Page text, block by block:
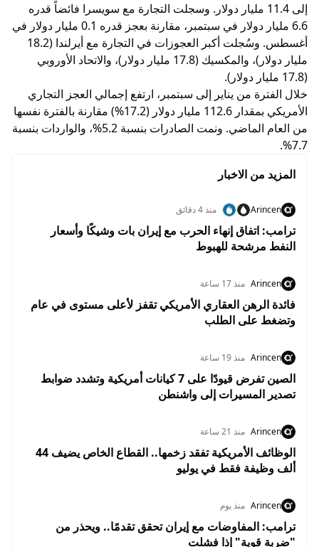
إلى 11.4 مليار دولار. وسجلت التجارة مع سويسرا فائضاً قدره
6.6 مليار دولار في سبتمبر، مقارنة بعجز قدره 0.1 مليار دولار في
أغسطس. وسُجلت أكبر العجوزات في التجارة مع أيرلندا (18.2
مليار دولار)، والمكسيك (17.8 مليار دولار)، والاتحاد الأوروبي
(17.8 مليار دولار).
خلال الفترة من يناير إلى سبتمبر، ارتفع إجمالي العجز التجاري
الأمريكي بمقدار 112.6 مليار دولار (17.2%) مقارنة بالفترة نفسها
من العام الماضي. ونمت الصادرات بنسبة 5.2%، والواردات بنسبة
7.7%.
المزيد من الاخبار
Arincen منذ 4 دقائق
ترامب: اتفاق إنهاء الحرب مع إيران بات وشيكًا وأسعار
النفط مرشحة للهبوط
Arincen منذ 17 ساعة
فائدة الرهن العقاري الأمريكي تقفز لأعلى مستوى في عام
وتضغط على الطلب
Arincen منذ 19 ساعة
الصين تفرض قيودًا على 7 كيانات أمريكية وتشدد ضوابط
تصدير المسيرات إلى واشنطن
Arincen منذ 21 ساعة
الوظائف الأمريكية تفقد زخمها.. القطاع الخاص يضيف 44
ألف وظيفة فقط في يوليو
Arincen منذ يوم
ترامب: المفاوضات مع إيران تحقق تقدمًا.. ويحذر من
"ضربة قوية" إذا فشلت